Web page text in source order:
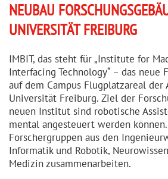
NEUBAU
UNIVERSITÄT FREIBURG
IMBIT, das steht für „Institute for
Interfacing Technology“ – das neue
auf dem Campus Flugplatzareal
Universität Freiburg. Ziel der
neuen Institut sind robotische
mental angesteuert werden
Forscher­gruppen aus den
Informatik und Robotik,
Medizin zusammen­ar­beiten.